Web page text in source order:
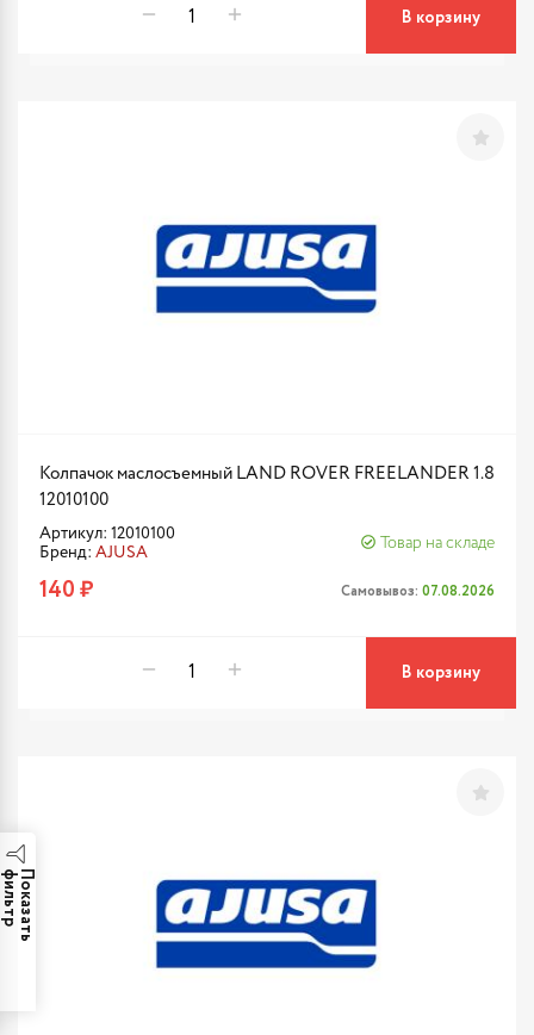
П
о
к
а
з
а
т
ь
ф
и
л
ь
т
В корзину
Колпачок маслосъемный LAND ROVER FREELANDER 1.8
12010100
Артикул: 12010100
Бренд: AJUSA
Товар на складе
140 ₽ Самовывоз: 07.08.2026
В корзину